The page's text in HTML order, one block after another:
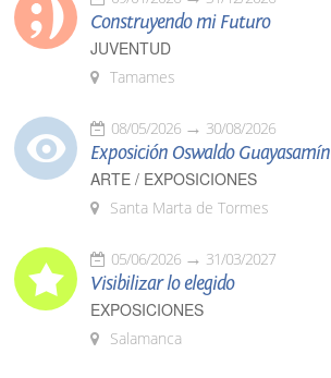
Construyendo mi Futuro
JUVENTUD
Tamames
08/05/2026 30/08/2026
Exposición Oswaldo Guayasamín
ARTE / EXPOSICIONES
Santa Marta de Tormes
05/06/2026 31/03/2027
Visibilizar lo elegido
EXPOSICIONES
Salamanca